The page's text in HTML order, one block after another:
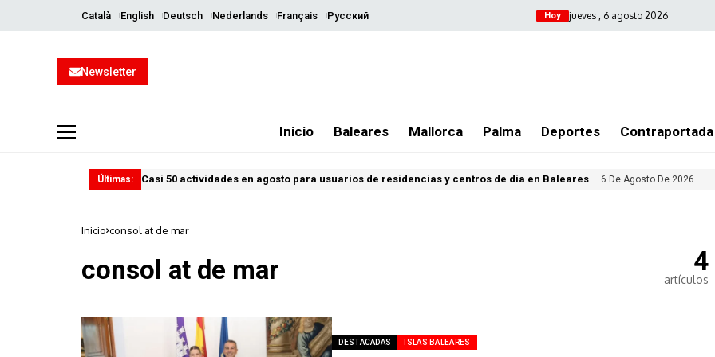
Català English Deutsch Nederlands Français Русский Hoy jueves , 6 agosto 2026
Newsletter
Inicio Baleares Mallorca Palma Deportes Contraportada
Últimas: Casi 50 actividades en agosto para usuarios de residencias y centros de día en Baleares 6 De Agosto De 2026
Inicio consol at de mar
consol at de mar 4
artículos
DESTACADAS ISLAS BALEARES